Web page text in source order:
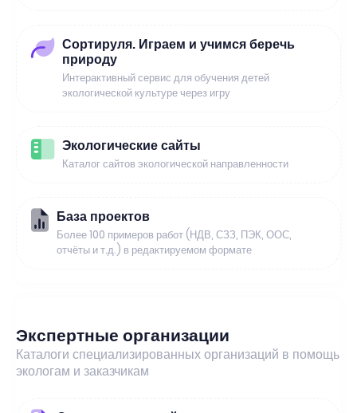
Сортируля. Играем и учимся беречь
природу
Интерактивный сервис для обучения детей
экологической культуре через игру
Экологические сайты
Каталог сайтов экологической направленности
База проектов
Более 100 примеров работ (НДВ, СЗЗ, ПЭК, ООС,
отчёты и т.д.) в редактируемом формате
Экспертные организации
Каталоги специализированных организаций в помощь
экологам и заказчикам